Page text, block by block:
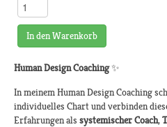
In den Warenkorb
Human Design Coaching✨
In meinem Human Design Coaching
individuelles Chart und verbinden
Erfahrungen als systemischer Coach,